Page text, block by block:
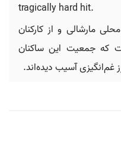
tragically hard hit.
مارشالی و از کارکنان
که جمعیت این ساکنان
غم‌انگیزی آسیب دیده‌اند.